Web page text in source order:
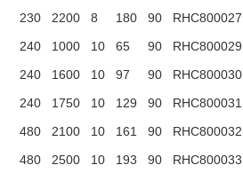
230
2200 8 180 90 RHC800027
240
1000 10 65 90 RHC800029
240
1600 10 97 90 RHC800030
240
1750 10 129 90 RHC800031
480
2100 10 161 90 RHC800032
480
2500 10 193 90 RHC800033